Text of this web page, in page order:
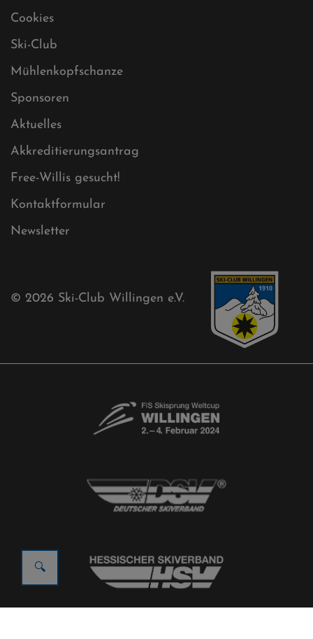
Cookies
Ski-Club
Mühlenkopfschanze
Sponsoren
Aktuelles
Akkreditierungsantrag
Free-Willis gesucht!
Kontaktformular
Newsletter
© 2026 Ski-Club Willingen e.V.